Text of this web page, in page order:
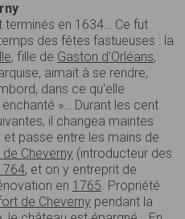
terminés en 1634… Ce fut
des fêtes fastueuses : la
, fille de Gaston d'Orléans,
aimait à se rendre,
dans ce qu'elle
»… Durant les cent
il changea maintes
passe entre les mains de
Cheverny (introducteur des
, et on y entreprit de
en 1765. Propriété
de Cheverny pendant la